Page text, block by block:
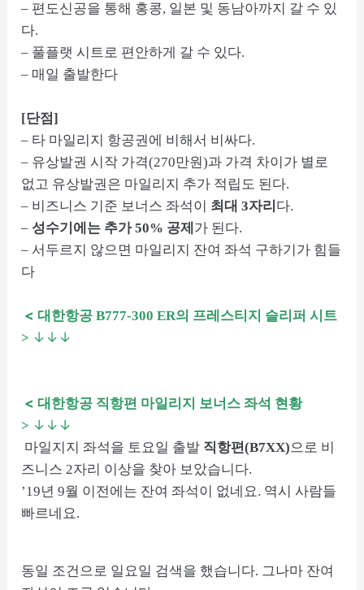
– 편도신공을 통해 홍콩, 일본 및 동남아까지 갈 수 있
다.
– 풀플랫 시트로 편안하게 갈 수 있다.
– 매일 출발한다
[단점]
– 타 마일리지 항공권에 비해서 비싸다.
– 유상발권 시작 가격(270만원)과 가격 차이가 별로
없고 유상발권은 마일리지 추가 적립도 된다.
– 비즈니스 기준 보너스 좌석이
최대 3자리 다.
–성수기에는 추가 50% 공제 가 된다.
– 서두르지 않으면 마일리지 잔여 좌석 구하기가 힘들
다
< 대한항공B777-300 ER의 프레스티지 슬리퍼 시트
> ↓↓↓
<대한항공 직항편 마일리지 보너스 좌석 현황
> ↓↓↓
마일지지 좌석을 토요일 출발 직항편(B7XX)으로 비
즈니스 2자리 이상을 찾아 보았습니다.
’19년 9월 이전에는 잔여 좌석이 없네요. 역시 사람들
빠르네요.
동일 조건으로 일요일 검색을 했습니다. 그나마 잔여